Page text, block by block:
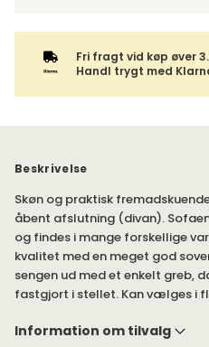
Fri fragt vid køp øver
Handl trygt med
Beskrivelse
Skøn og praktisk
åbent afslutning (divan).
og findes i mange forskellige
kvalitet med en meget god
sengen ud med et enkelt greb,
fastgjort i stellet. Kan vælges i
armlæn. Som standard
gerne vores andre madras
Information om tilvalg